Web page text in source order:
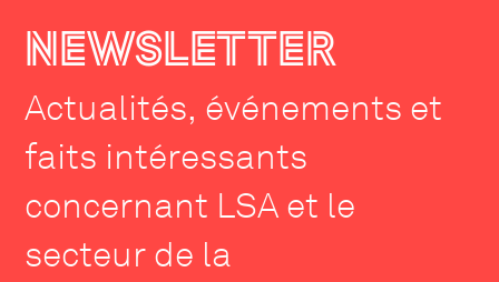
NEWSLETTER
Actualités, événements et
faits intéressants
concernant LSA et le
secteur de la